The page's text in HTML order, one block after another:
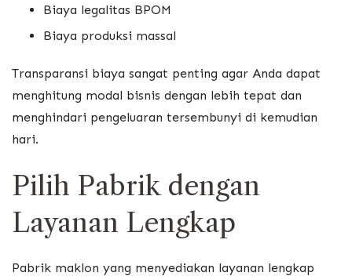
Biaya legalitas BPOM
Biaya produksi massal
Transparansi biaya sangat penting agar Anda dapat
menghitung modal bisnis dengan lebih tepat dan
menghindari pengeluaran tersembunyi di kemudian
hari.
Pilih Pabrik dengan
Layanan Lengkap
Pabrik maklon yang menyediakan layanan lengkap